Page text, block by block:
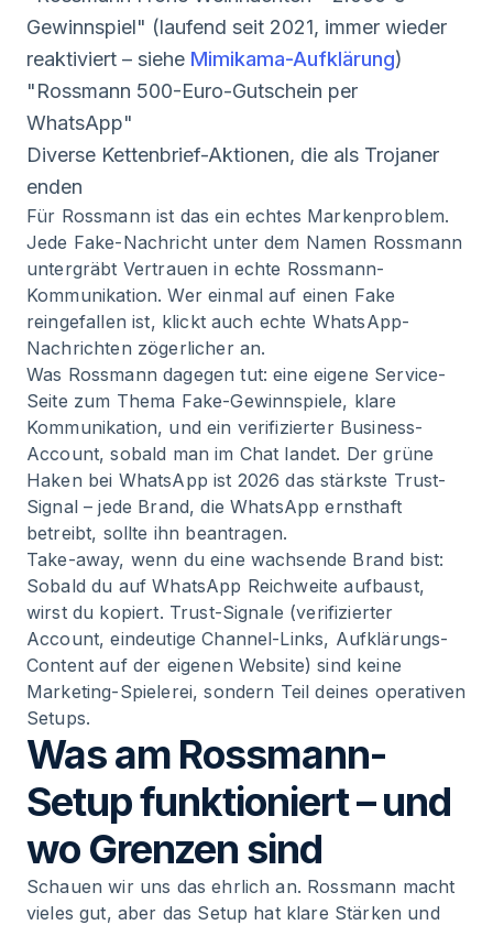
Gewinnspiel" (laufend seit 2021, immer wieder
reaktiviert – siehe Mimikama-Aufklärung)
"Rossmann 500-Euro-Gutschein per
WhatsApp"
Diverse Kettenbrief-Aktionen, die als Trojaner
enden
Für Rossmann ist das ein echtes Markenproblem.
Jede Fake-Nachricht unter dem Namen Rossmann
untergräbt Vertrauen in echte Rossmann-
Kommunikation. Wer einmal auf einen Fake
reingefallen ist, klickt auch echte WhatsApp-
Nachrichten zögerlicher an.
Was Rossmann dagegen tut: eine eigene Service-
Seite zum Thema Fake-Gewinnspiele, klare
Kommunikation, und ein verifizierter Business-
Account, sobald man im Chat landet. Der grüne
Haken bei WhatsApp ist 2026 das stärkste Trust-
Signal – jede Brand, die WhatsApp ernsthaft
betreibt, sollte ihn beantragen.
Take-away, wenn du eine wachsende Brand bist:
Sobald du auf WhatsApp Reichweite aufbaust,
wirst du kopiert. Trust-Signale (verifizierter
Account, eindeutige Channel-Links, Aufklärungs-
Content auf der eigenen Website) sind keine
Marketing-Spielerei, sondern Teil deines operativen
Setups.
Was am Rossmann-
Setup funktioniert – und
wo Grenzen sind
Schauen wir uns das ehrlich an. Rossmann macht
vieles gut, aber das Setup hat klare Stärken und